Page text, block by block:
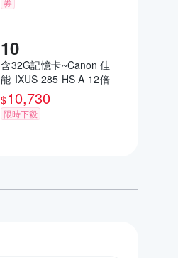
含32G記憶卡~Canon 佳
能 IXUS 285 HS A 12倍
變焦 數位相機(285HS,
公司貨)
$10,730
限時下殺